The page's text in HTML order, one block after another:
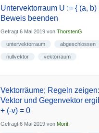
Untervektorraum U := { (a, b)
Beweis beenden
Gefragt 6 Mai 2019 von ThorstenG
untervektorraum abgeschlossen
nullvektor vektorraum
Vektorräume; Regeln
Vektor und Gegenvektor
+ (-v) = 0
Gefragt 6 Mai 2019 von Morit